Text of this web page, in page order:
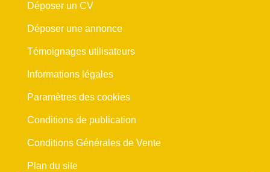
Déposer un CV
Déposer une annonce
Témoignages utilisateurs
Informations légales
Paramètres des cookies
Conditions de publication
Conditions Générales de Vente
Plan du site